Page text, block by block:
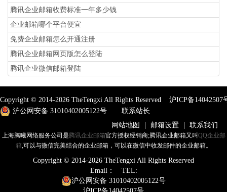
腾讯企业邮箱收费标准一年多少钱
企业邮箱哪个平台便宜
免费企业邮箱怎么开通注册
腾讯企业邮箱网页版怎么登陆
腾讯企业微信邮箱登陆
Copyright © 2014-2026 TheTengxi All Rights Reserved 沪ICP备14042507
沪公网安备 31010402005122号
联系站长
网站地图
| 邮箱设置 | 联系我们
上海腾曦网络服务公司是 腾讯企业邮箱官方授权经销商;腾讯企业邮箱又叫QQ企业邮
箱,可以与微信完美结合的企业邮箱，可以在微信中收发邮件的企业邮箱。
Copyright © 2014-2026 TheTengxi All Rights Reserved
Email：
TEL:
沪公网安备 31010402005122号